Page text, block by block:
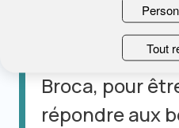
Flex a
bilans de
Broca, pour
répondre aux
Tout